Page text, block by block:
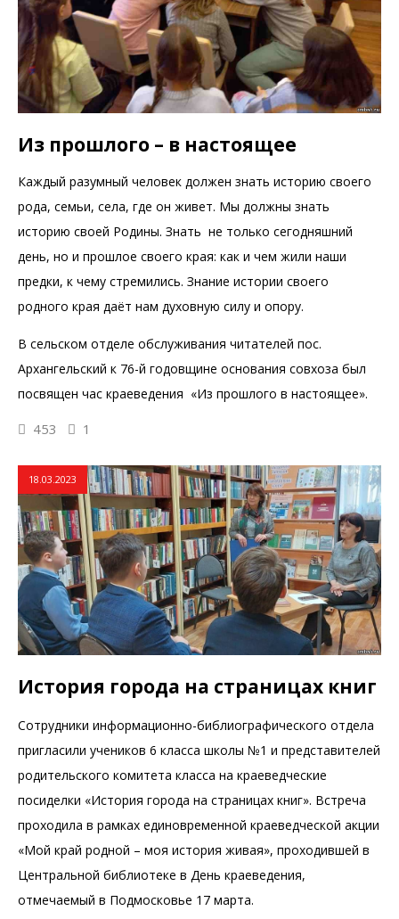
Из прошлого – в настоящее
Каждый разумный человек должен знать историю своего
рода, семьи, села, где он живет. Мы должны знать
историю своей Родины. Знать не только сегодняшний
день, но и прошлое своего края: как и чем жили наши
предки, к чему стремились. Знание истории своего
родного края даёт нам духовную силу и опору.
В сельском отделе обслуживания читателей пос.
Архангельский к 76-й годовщине основания совхоза был
посвящен час краеведения «Из прошлого в настоящее».
453 1
18.03.2023
История города на страницах книг
Сотрудники информационно-библиографического отдела
пригласили учеников 6 класса школы №1 и представителей
родительского комитета класса на краеведческие
посиделки «История города на страницах книг». Встреча
проходила в рамках единовременной краеведческой акции
«Мой край родной – моя история живая», проходившей в
Центральной библиотеке в День краеведения,
отмечаемый в Подмосковье 17 марта.